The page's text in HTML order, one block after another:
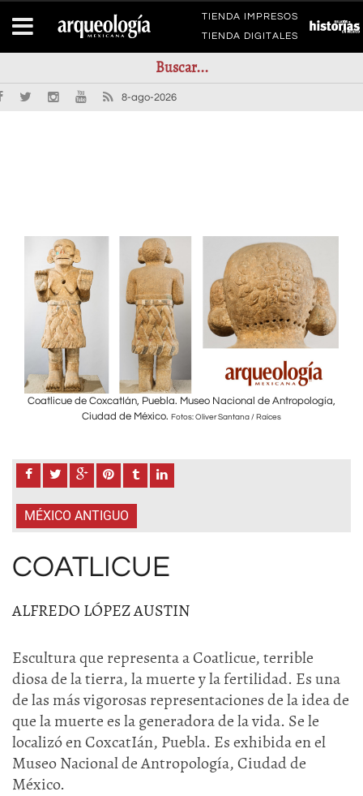
TIENDA IMPRESOS
TIENDA DIGITALES
8-ago-2026
Coatlicue de CoxcatIán, Puebla. Museo Nacional de Antropología,
Ciudad de México. Fotos: Oliver Santana / Raíces
MÉXICO ANTIGUO
COATLICUE
ALFREDO LÓPEZ AUSTIN
Escultura que representa a Coatlicue, terrible
diosa de la tierra, la muerte y la fertilidad. Es una
de las más vigorosas representaciones de la idea de
que la muerte es la generadora de la vida. Se le
localizó en CoxcatIán, Puebla. Es exhibida en el
Museo Nacional de Antropología, Ciudad de
México.